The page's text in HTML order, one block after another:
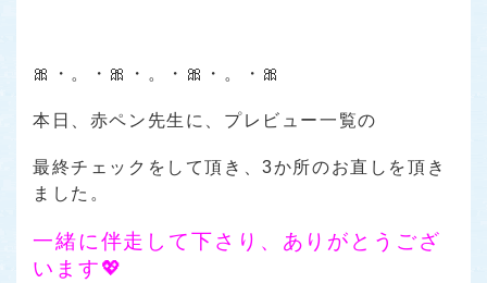
🎀・。・🎀・。・🎀・。・🎀
本日、赤ペン先生に、プレビュー一覧の
最終チェックをして頂き、3か所のお直しを頂き
ました。
一緒に伴走して下さり、ありがとうござ
います💖